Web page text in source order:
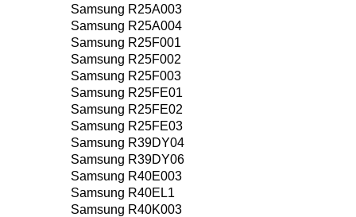
Samsung R25A003
Samsung R25A004
Samsung R25F001
Samsung R25F002
Samsung R25F003
Samsung R25FE01
Samsung R25FE02
Samsung R25FE03
Samsung R39DY04
Samsung R39DY06
Samsung R40E003
Samsung R40EL1
Samsung R40K003